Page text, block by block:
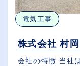
電気工事
株式会社 村
会社の特徴 当社